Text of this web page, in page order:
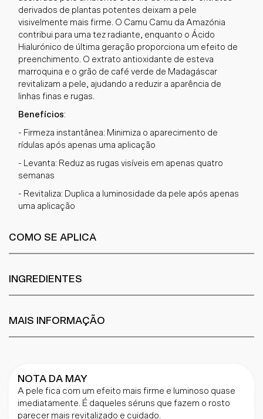
derivados de plantas potentes deixam a pele
visivelmente mais firme. O Camu Camu da Amazónia
contribui para uma tez radiante, enquanto o Ácido
Hialurónico de última geração proporciona um efeito de
preenchimento. O extrato antioxidante de esteva
marroquina e o grão de café verde de Madagáscar
revitalizam a pele, ajudando a reduzir a aparência de
linhas finas e rugas.
Benefícios:
- Firmeza instantânea: Minimiza o aparecimento de
rídulas após apenas uma aplicação
- Levanta: Reduz as rugas visíveis em apenas quatro
semanas
- Revitaliza: Duplica a luminosidade da pele após apenas
uma aplicação
COMO SE APLICA
INGREDIENTES
MAIS INFORMAÇÃO
NOTA DA MAY
A pele fica com um efeito mais firme e luminoso quase
imediatamente. É daqueles séruns que fazem o rosto
parecer mais revitalizado e cuidado.